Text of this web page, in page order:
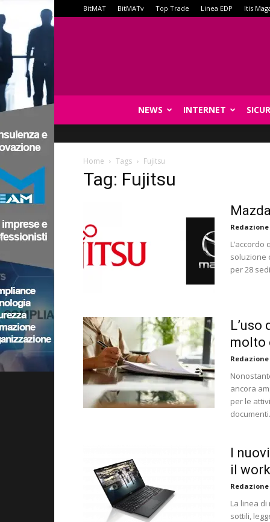
BitMAT BitMATv Top Trade Linea EDP Itis
NEWS INTERNET
Home Tags Fujitsu
Tag: Fujitsu
soluzione
per 28
molto
ancora
per le
documenti.
I
il
La linea di
sottili,